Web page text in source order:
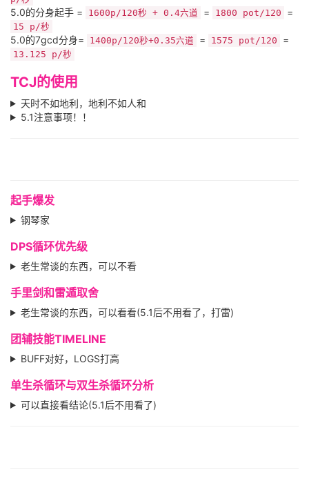
5.0的分身起手 = 1600p/120秒 + 0.4六道 = 1800 pot/120 =
15 p/秒
5.0的7gcd分身= 1400p/120秒+0.35六道 = 1575 pot/120 =
13.125 p/秒
TCJ的使用
天时不如地利，地利不如人和
5.1注意事项！！
起手爆发
钢琴家
DPS循环优先级
老生常谈的东西，可以不看
手里剑和雷遁取舍
老生常谈的东西，可以看看(5.1后不用看了，打雷)
团辅技能TIMELINE
BUFF对好，LOGS打高
单生杀循环与双生杀循环分析
可以直接看结论(5.1后不用看了)